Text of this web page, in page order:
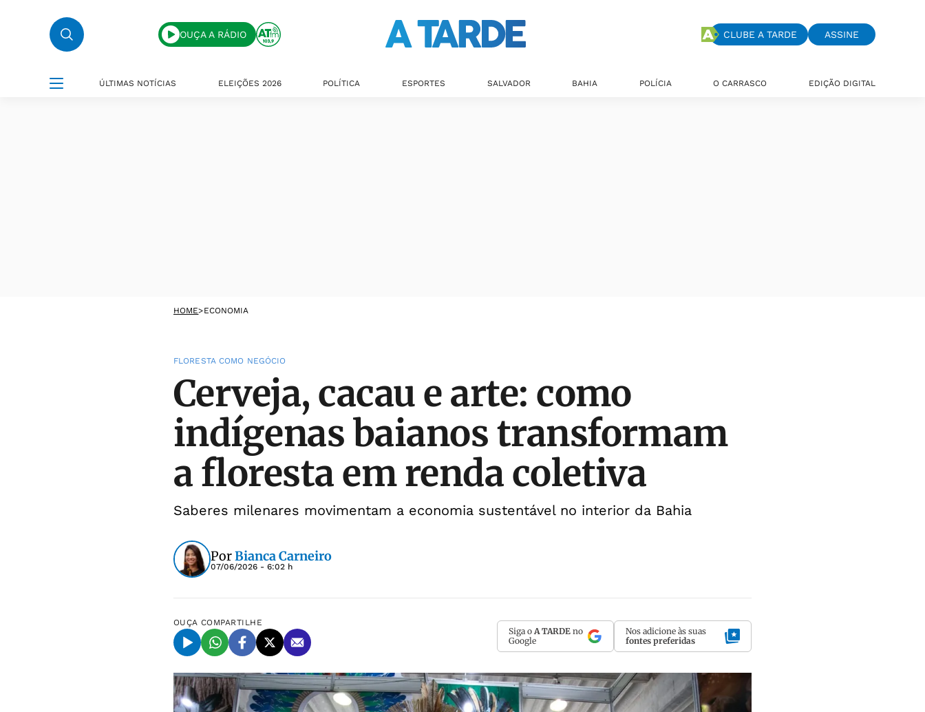
OUÇA A RÁDIO CLUBE A TARDE ASSINE
ÚLTIMAS NOTÍCIAS ELEIÇÕES 2026 POLÍTICA ESPORTES SALVADOR BAHIA POLÍCIA O CARRASCO EDIÇÃO DIGITAL
HOME>ECONOMIA
FLORESTA COMO NEGÓCIO
Cerveja, cacau e arte: como
indígenas baianos transformam
a floresta em renda coletiva
Saberes milenares movimentam a economia sustentável no interior da Bahia
PorBianca Carneiro
07/06/2026 - 6:02 h
OUÇA COMPARTILHE
Siga o A TARDE no
Google
Nos adicione às suas
fontes preferidas